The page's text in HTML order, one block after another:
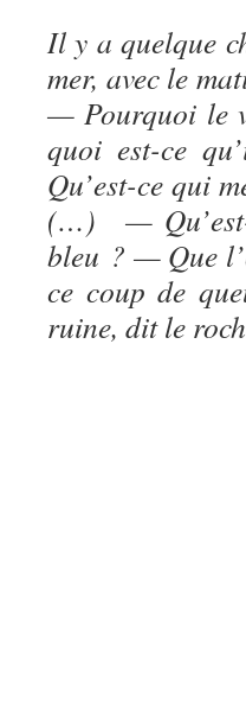
Il y a quelque
mer, avec le
— Pourquoi le
quoi est-ce
Qu’est-ce qui
(…) — Qu’est-
bleu ? — Que
ce coup de
ruine, dit le